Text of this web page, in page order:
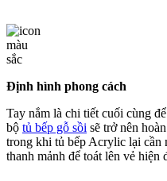
Định hình phong cách
Tay nắm là chi tiết cuối cùng
bộ tủ bếp gỗ sồi sẽ trở nên
trong khi tủ bếp Acrylic lại cần
thanh mảnh để toát lên vẻ hiện